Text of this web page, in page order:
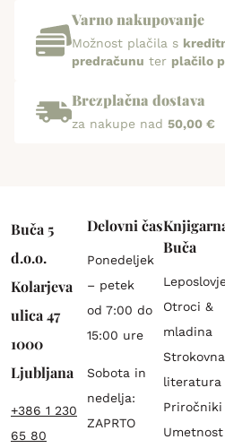
Varno nakupovanje
Možnost plačila s
predračunu ter plačilo
Brezplačna dostava
za nakupe nad 50,00 €
Buča 5
d.o.o.
Kolarjeva
ulica 47
1000
Ljubljana
+386 1 230
65 80
Delovni čas
Ponedeljek
– petek
od 7:00 do
15:00 ure
Sobota in
nedelja:
ZAPRTO
Buča
Otroci &
mladina
Strokovna
literatura
Priročniki
Umetnost